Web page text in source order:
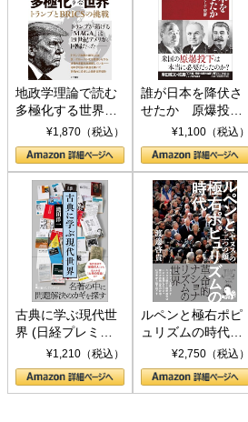
地政学理論で読む
多極化する世界：
トランプとBRICS
の挑戦
¥1,870（税込）
誰が日本を降伏さ
せたか 原爆投
下、ソ連参戦、そ
して聖断 (PHP新
書)
¥1,100（税込）
古典に学ぶ現代世
界 (日経プレミア
シリーズ)¥1,210（税込）
ルペンと極右ポピ
ュリズムの時代：
〈ヤヌス〉の二つ
の顔
¥2,750（税込）